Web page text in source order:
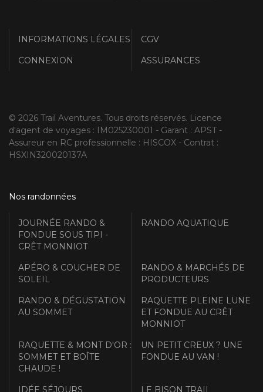
INFORMATIONS LÉGALES
CGV
CONNEXION
ASSURANCES
© 2026 Trail Aventures. Tous droits réservés. Licence
d'agent de voyages : IM025230001 - Garant : APST -
Assureur en RC professionnelle : HISCOX - Contrat :
HSXIN320020137A
Nos randonnées
JOURNÉE RANDO &
FONDUE SOUS TIPI -
CRÊT MONNIOT
RANDO AQUATIQUE
APÉRO & COUCHER DE
SOLEIL
RANDO & MARCHÉS DE
PRODUCTEURS
RANDO & DÉGUSTATION
AU SOMMET
RAQUETTE PLEINE LUNE
ET FONDUE AU CRÊT
MONNIOT
RAQUETTE & MONT D'OR :
SOMMET ET BOÎTE
CHAUDE !
UN PETIT CREUX ? UNE
FONDUE AU VAN !
IDÉE SÉJOURS LE BISON TRAIL